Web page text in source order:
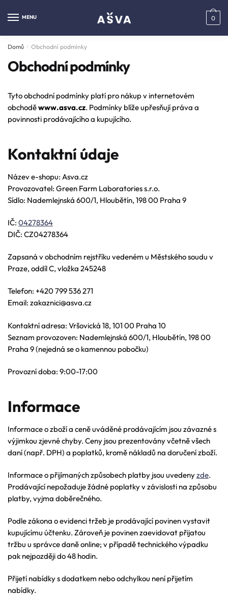
MENU 0
Domů / Obchodní podmínky
Obchodní podmínky
Tyto obchodní podmínky platí pro nákup v internetovém
obchoděwww.asva.cz. Podmínky blíže upřesňují práva a
povinnosti prodávajícího a kupujícího.
Kontaktní údaje
Název e-shopu: Asva.cz
Provozovatel: Green Farm Laboratories s.r.o.
Sídlo: Nademlejnská 600/1, Hloubětín, 198 00 Praha 9
IČ: 04278364
DIČ: CZ04278364
Zapsaná v obchodním rejstříku vedeném u Městského soudu v
Praze, oddíl C, vložka 245248
Telefon: +420 799 536 271
Email: zakaznici@asva.cz
Kontaktní adresa: Vršovická 18, 101 00 Praha 10
Seznam provozoven: Nademlejnská 600/1, Hloubětín, 198 00
Praha 9 (nejedná se o kamennou pobočku)
Provozní doba: 9:00-17:00
Informace
Informace o zboží a ceně uváděné prodávajícím jsou závazné s
výjimkou zjevné chyby. Ceny jsou prezentovány včetně všech
daní (např. DPH) a poplatků, kromě nákladů na doručení zboží.
Informace o přijímaných způsobech platby jsou uvedenyzde.
Prodávající nepožaduje žádné poplatky v závislosti na způsobu
platby, vyjma doběrečného.
Podle zákona o evidenci tržeb je prodávající povinen vystavit
kupujícímu účtenku. Zároveň je povinen zaevidovat přijatou
tržbu u správce daně online; v případě technického výpadku
pak nejpozději do 48 hodin.
Přijetí nabídky s dodatkem nebo odchylkou není přijetím
nabídky.